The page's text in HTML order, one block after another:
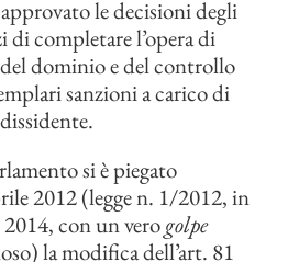
le decisioni degli
di completare l’opera di
dominio e del controllo
sanzioni a carico di
si è piegato
2012 (legge n. 1/2012, in
con un verogolpe
la modifica dell’art. 81